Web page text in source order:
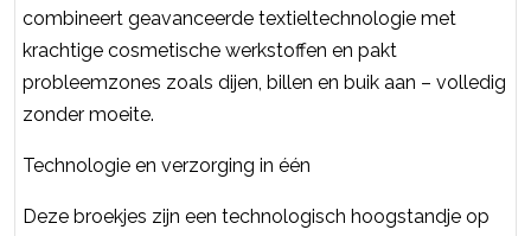
combineert geavanceerde textieltechnologie met
krachtige cosmetische werkstoffen en pakt
probleemzones zoals dijen, billen en buik aan – volledig
zonder moeite.
Technologie en verzorging in één
Deze broekjes zijn een technologisch hoogstandje op